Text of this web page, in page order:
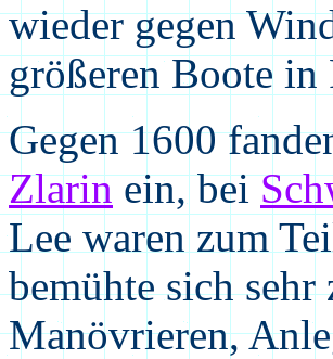
wieder gegen
größeren Boote in
Gegen 1600
Zlarinein, bei
Lee waren zum
bemühte sich
Manövrieren,